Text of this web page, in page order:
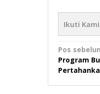
Ikuti
pos
Pos
Program